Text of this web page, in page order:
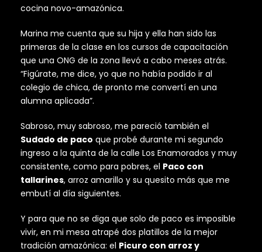
cocina novo-amazónica.
Marina me cuenta que su hija y ella han sido las
primeras de la clase en los cursos de capacitación
que una ONG de la zona llevó a cabo meses atrás.
“Figúrate, me dice, yo que no había podido ir al
colegio de chica, de pronto me convertí en una
alumna aplicada”.
Sabroso, muy sabroso, me pareció también el
Sudado de paco que probé durante mi segundo
ingreso a la quinta de la calle Los Enamorados y muy
consistente, como para pobres, el Paco con
tallarines, arroz amarillo y su quesito más que me
embutí al día siguientes.
Y para que no se diga que solo de paco es imposible
vivir, en mi mesa atrapé dos platillos de la mejor
tradición amazónica: el Picuro con arroz y